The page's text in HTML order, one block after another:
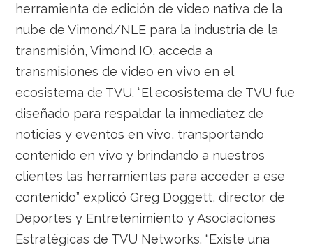
herramienta de edición de video nativa de la
nube de Vimond/NLE para la industria de la
transmisión, Vimond IO, acceda a
transmisiones de video en vivo en el
ecosistema de TVU. “El ecosistema de TVU fue
diseñado para respaldar la inmediatez de
noticias y eventos en vivo, transportando
contenido en vivo y brindando a nuestros
clientes las herramientas para acceder a ese
contenido” explicó Greg Doggett, director de
Deportes y Entretenimiento y Asociaciones
Estratégicas de TVU Networks. “Existe una